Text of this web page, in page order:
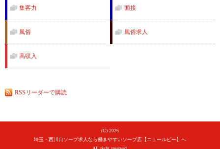
集客力 面接
風俗 風俗求人
高収入
RSSリーダーで購読
(C) 2026
埼玉・西川口ソープ求人なら働きやすいソープ店【ニュールビー】へ